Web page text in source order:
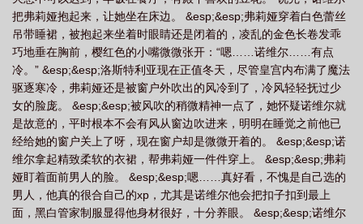
把弗莉娅抱起来，让她坐在床边。 &esp;&esp;弗莉娅穿着白色蕾丝
吊带睡裙，被抱起来坐着时眼睛还是闭着的，凌乱的金色长卷发乖
巧地垂在胸前，樱红色的小嘴微微张开：“嗯……诺维尔……有点
冷。” &esp;&esp;洛斯特利亚现在正值冬天，尽管皇宫内布满了魔法
驱逐寒冷，弗莉娅还是被窗户外吹出的风冷到了，冷风轻轻抚过少
女的脸庞。 &esp;&esp;被风吹的稍微精神一点了，她怀疑诺维尔就
是故意的，平时根本不会有风从窗边吹进来，明明在睡觉之前他已
经给她的窗户关上了呀，现在窗户却是微微开着的。 &esp;&esp;诺
维尔拿起精致柔软的衣裙，帮弗莉娅一件件穿上。 &esp;&esp;弗莉
娅盯着面前男人的脸。 &esp;&esp;嗯……真好看，不愧是自己选的
男人，他真的很合自己的xp，尤其是诺维尔他会把扣子扣到最上
面，黑白管家制服显得他身材很好，十分养眼。 &esp;&esp;诺维尔